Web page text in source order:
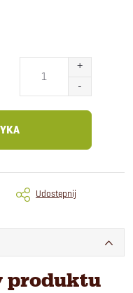
Udostępnij
produktu